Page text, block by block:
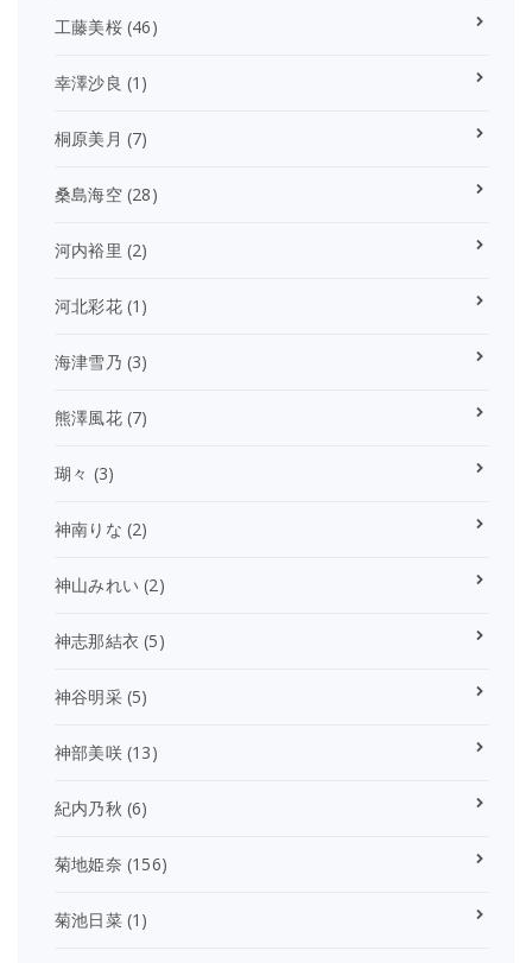
工藤美桜(46)
幸澤沙良 (1)
桐原美月 (7)
桑島海空(28)
河内裕里 (2)
河北彩花(1)
海津雪乃 (3)
熊澤風花(7)
瑚々 (3)
神南りな (2)
神山みれい (2)
神志那結衣 (5)
神谷明采(5)
神部美咲(13)
紀内乃秋 (6)
菊地姫奈 (156)
菊池日菜(1)